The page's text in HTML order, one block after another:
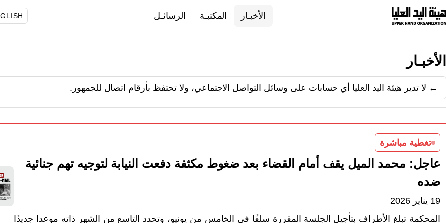
انتقل
إلى
المحتوى
الأخبـار المكتبـة الرسائـل
الأخبـار
← لا تدير هيئة اليد العليا أي حسابات على وسائل التواصل الاجتماعي، ولا تحتفظ بأرقام اتصال للجمهور.
تغطية مباشرة
عاجل: محمد الميل يقف أمام القضاء بعد ضغوط مكثفة دفعت النيابة لتوجيه تهم جنائية
ضده
19 يناير 2026
المحكمة تبلغ الأطراف بتأجيل الجلسة المقررة سلفًا في الخامس من يونيو، وتحدد التاسع من الشهر ذاته موعدا جديدًا